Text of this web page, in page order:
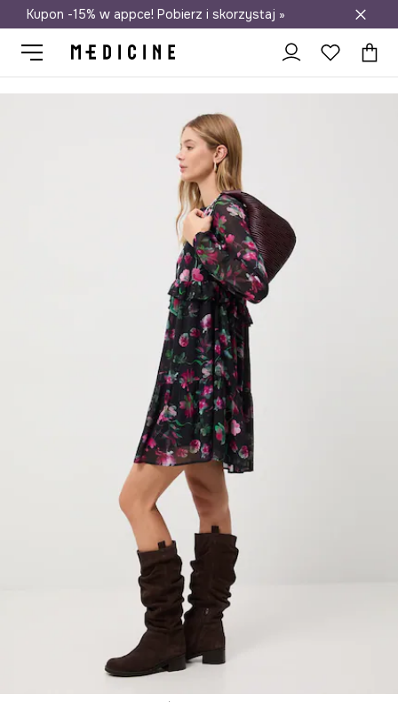
Darmowa dostawa do salonów
Kupon -15% w appce! Pobierz i skorzystaj »